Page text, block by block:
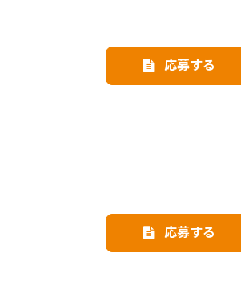
応募する
応募する